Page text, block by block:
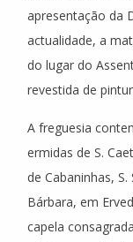
apresentação da
actualidade, a
do lugar do
revestida de
A freguesia
ermidas de S.
de Cabaninhas,
Bárbara, em
capela